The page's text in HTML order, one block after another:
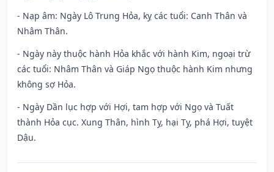
- Nạp âm: Ngày Lô Trung Hỏa, kỵ các tuổi: Canh Thân và
Nhâm Thân.
- Ngày này thuộc hành Hỏa khắc với hành Kim, ngoại trừ
các tuổi: Nhâm Thân và Giáp Ngọ thuộc hành Kim nhưng
không sợ Hỏa.
- Ngày Dần lục hợp với Hợi, tam hợp với Ngọ và Tuất
thành Hỏa cục. Xung Thân, hình Tỵ, hại Tỵ, phá Hợi, tuyệt
Dậu.